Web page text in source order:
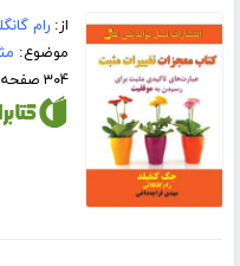
از:رام
موضوع:
۳۰۴ صفحه